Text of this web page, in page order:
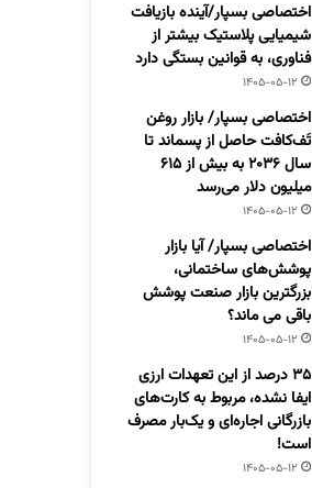
اختصاصی بسپار/آینده بازیافت
شیمیایی پلاستیک بیشتر از
فناوری، به قوانین بستگی دارد
1405-05-12
اختصاصی بسپار/ بازار روغن
تَف‌کافت حاصل از پسماند تا
سال ۲۰۳۶ به بیش از ۶۱۵
میلیون دلار می‌رسد
1405-05-12
اختصاصی بسپار/ آیا بازار
پوشش‌های ساختمانی،
بزرگترین بازار صنعت پوشش
باقی می ماند؟
1405-05-12
۳۵ درصد از این تعهدات ارزی
ایفا نشده، مربوط به کارت‌های
بازرگانی اجاره‌ای و یک‌بار مصرف
است!
1405-05-12